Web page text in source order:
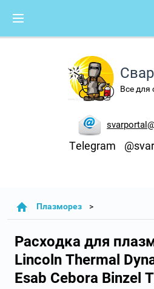
Все для
Telegram
Плазморез
Расходка для
Lincoln Thermal
Esab Cebora Binzel